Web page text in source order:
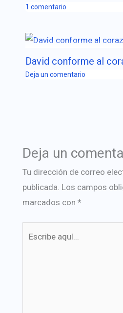
1 comentario
David conforme al
Deja un comentario
Deja un
Tu dirección de correo
publicada. Los campos
marcados con *